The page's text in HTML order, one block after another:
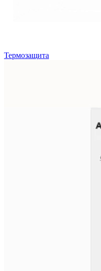
Термозащита